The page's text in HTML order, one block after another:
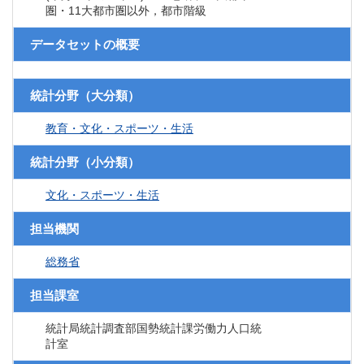
圏・11大都市圏以外，都市階級
データセットの概要
統計分野（大分類）
教育・文化・スポーツ・生活
統計分野（小分類）
文化・スポーツ・生活
担当機関
総務省
担当課室
統計局統計調査部国勢統計課労働力人口統
計室